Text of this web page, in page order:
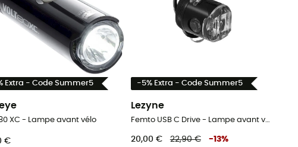
Extra - Code Summer5
XC - Lampe avant vélo
€
-5% Extra - Code Summer5
Lezyne
Femto USB C Drive - Lampe avant vélo
20,00 € 22,90 € -13%